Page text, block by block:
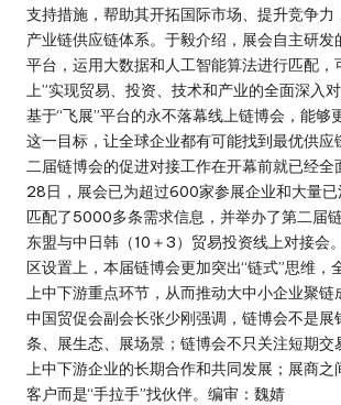
支持措施，帮助其开拓国际市场、提升竞争力
产业链供应链体系。于毅介绍，展会自主研发
平台，运用大数据和人工智能算法进行匹配，
上”实现贸易、投资、技术和产业的全面深入
基于“飞展”平台的永不落幕线上链博会，能够
这一目标，让全球企业都有可能找到最优供应
二届链博会的促进对接工作在开幕前就已经全
28日，展会已为超过600家参展企业和大量
匹配了5000多条需求信息，并举办了第二届链
东盟与中日韩（10＋3）贸易投资线上对接会
区设置上，本届链博会更加突出“链式”思维，
上中下游重点环节，从而推动大中小企业聚链
中国贸促会副会长张少刚强调，链博会不是展
条、展生态、展场景；链博会不只关注短期交
上中下游企业的长期合作和共同发展；展商之
客户而是“手拉手”找伙伴。编审：魏婧